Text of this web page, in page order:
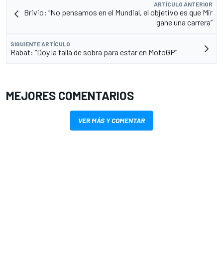
ARTÍCULO ANTERIOR
Brivio: “No pensamos en el Mundial, el objetivo es que Mir
gane una carrera”
SIGUIENTE ARTÍCULO
Rabat: “Doy la talla de sobra para estar en MotoGP”
MEJORES COMENTARIOS
VER MÁS Y COMENTAR